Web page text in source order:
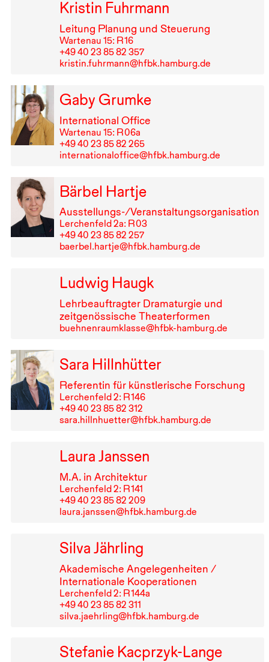
Kristin Fuhrmann
Leitung Planung und Steuerung
Wartenau 15: R⁠ ⁠16
+49⁠ ⁠40⁠ ⁠23⁠ ⁠85⁠ ⁠82⁠ ⁠357
kristin.fuhrmann@hfbk.hamburg.de
Gaby Grumke
International Office
Wartenau 15: R⁠ ⁠06a
+49⁠ ⁠40⁠ ⁠23⁠ ⁠85⁠ ⁠82⁠ ⁠265
internationaloffice@hfbk.hamburg.de
Bärbel Hartje
Ausstellungs-/Veranstaltungsorganisation
Lerchenfeld 2a: R⁠ ⁠03
+49⁠ ⁠40⁠ ⁠23⁠ ⁠85⁠ ⁠82⁠ ⁠257
baerbel.hartje@hfbk.hamburg.de
Ludwig Haugk
Lehrbeauftragter Dramaturgie und
zeitgenössische Theaterformen
buehnenraumklasse@hfbk-hamburg.de
Sara Hillnhütter
Referentin für künstlerische Forschung
Lerchenfeld 2: R⁠ ⁠146
+49⁠ ⁠40⁠ ⁠23⁠ ⁠85⁠ ⁠82⁠ ⁠312
sara.hillnhuetter@hfbk.hamburg.de
Laura Janssen
M.A. in Architektur
Lerchenfeld 2: R⁠ ⁠141
+49⁠ ⁠40⁠ ⁠23⁠ ⁠85⁠ ⁠82⁠ ⁠209
laura.janssen@hfbk.hamburg.de
Silva Jährling
Akademische Angelegenheiten /
Internationale Kooperationen
Lerchenfeld 2: R⁠ ⁠144a
+49⁠ ⁠40⁠ ⁠23⁠ ⁠85⁠ ⁠82⁠ ⁠311
silva.jaehrling@hfbk.hamburg.de
Stefanie Kacprzyk-Lange